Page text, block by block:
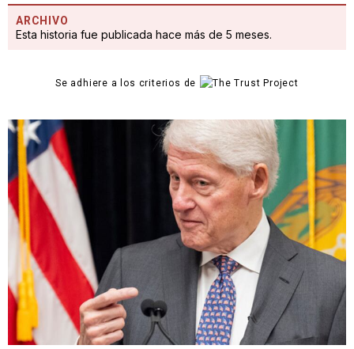
ARCHIVO
Esta historia fue publicada hace más de 5 meses.
Se adhiere a los criterios de